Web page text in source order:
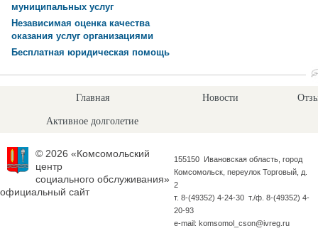
муниципальных услуг
Независимая оценка качества
оказания услуг организациями
Бесплатная юридическая помощь
Главная Новости
Активное долголетие
© 2026 «Комсомольский
центр
социального обслуживания»
официальный сайт
155150 Ивановская область, город
Комсомольск, переулок Торговый, д.
2
т. 8-(49352) 4-24-30 т./ф. 8-(49352) 4-
20-93
e-mail: komsomol_cson@ivreg.ru